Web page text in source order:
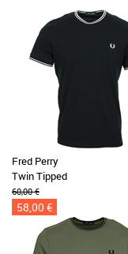
Fred Perry
Twin Tipped
60,00 €
58,00 €